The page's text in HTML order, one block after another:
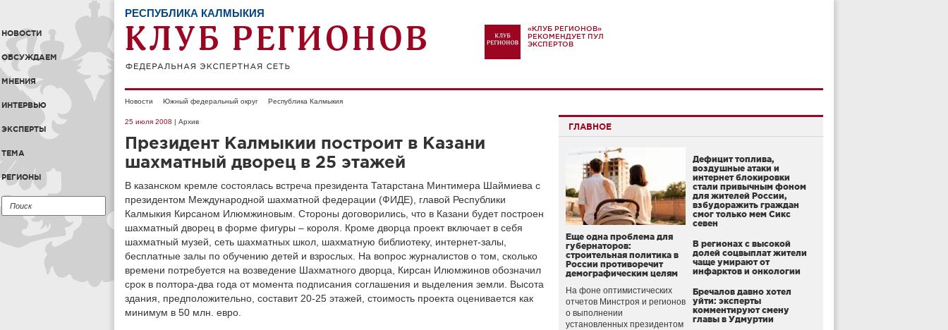
НОВОСТИ
ОБСУЖДАЕМ
МНЕНИЯ
ИНТЕРВЬЮ
ЭКСПЕРТЫ
ТЕМА
РЕГИОНЫ
РЕСПУБЛИКА КАЛМЫКИЯ
«КЛУБ РЕГИОНОВ»
РЕКОМЕНДУЕТ ПУЛ
ЭКСПЕРТОВ
Новости Южный федеральный округ Республика Калмыкия
25 июля 2008 | Архив
Президент Калмыкии построит в Казани
шахматный дворец в 25 этажей
В казанском кремле состоялась встреча президента Татарстана Минтимера Шаймиева с
президентом Международной шахматной федерации (ФИДЕ), главой Республики
Калмыкия Кирсаном Илюмжиновым. Стороны договорились, что в Казани будет построен
шахматный дворец в форме фигуры – короля. Кроме дворца проект включает в себя
шахматный музей, сеть шахматных школ, шахматную библиотеку, интернет-залы,
бесплатные залы по обучению детей и взрослых. На вопрос журналистов о том, сколько
времени потребуется на возведение Шахматного дворца, Кирсан Илюмжинов обозначил
срок в полтора-два года от момента подписания соглашения и выделения земли. Высота
здания, предположительно, составит 20-25 этажей, стоимость проекта оценивается как
минимум в 50 млн. евро.
ГЛАВНОЕ
Еще одна проблема для
губернаторов:
строительная политика в
России противоречит
демографическим целям
На фоне оптимистических
отчетов Минстроя и регионов
о выполнении
установленных президентом
Дефицит топлива,
воздушные атаки и
интернет блокировки
стали привычным фоном
для жителей России,
взбудоражить граждан
смог только мем Сикс
севен
В регионах с высокой
долей соцвыплат жители
чаще умирают от
инфарктов и онкологии
Бречалов давно хотел
уйти: эксперты
комментируют смену
главы в Удмуртии